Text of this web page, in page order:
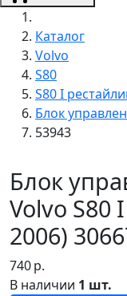
Каталог
Volvo
S80
S80 I
Блок
53943
Блок
Volvo S80
2006)
740р.
В наличии 1 шт.